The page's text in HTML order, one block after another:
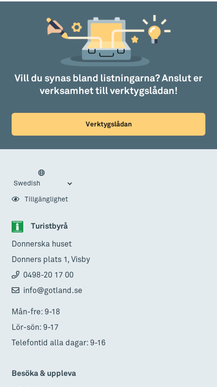
Vill du synas bland listningarna? Anslut er
verksamhet till verktygslådan!
Verktygslådan
Turistbyrå
Donnerska huset
Donners plats 1, Visby
0498-20 17 00
info@gotland.se
Mån-fre: 9-18
Lör-sön: 9-17
Telefontid alla dagar: 9-16
Besöka & uppleva
Tillgänglighet